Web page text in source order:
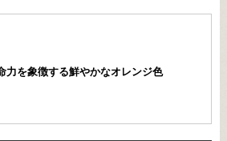
力を象徴する鮮やかなオレンジ色